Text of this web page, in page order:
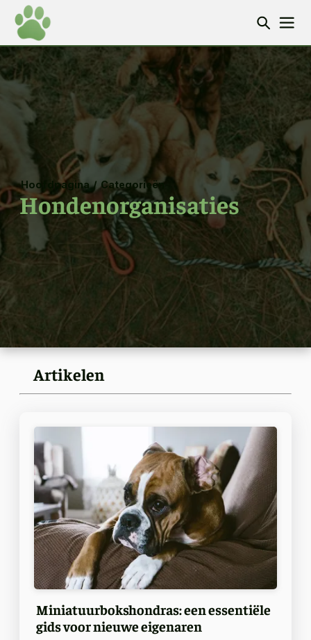
Hoofdpagina / Categorieën
Hondenorganisaties
Artikelen
Miniatuurbokshondras: een essentiële
gids voor nieuwe eigenaren